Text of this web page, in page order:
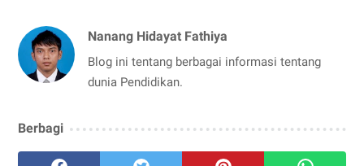
Nanang Hidayat Fathiya
Blog ini tentang berbagai informasi tentang
dunia Pendidikan.
Berbagi